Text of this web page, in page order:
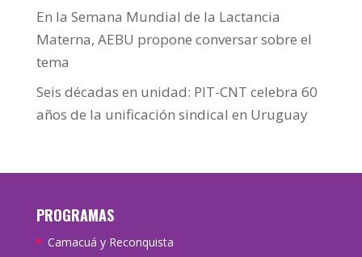
En la Semana Mundial de la Lactancia
Materna, AEBU propone conversar sobre el
tema
Seis décadas en unidad: PIT-CNT celebra 60
años de la unificación sindical en Uruguay
PROGRAMAS
Camacuá y Reconquista